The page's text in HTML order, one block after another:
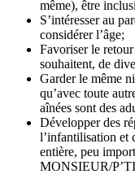
même), être
S’intéresser au
considérer l’âge;
Favoriser le
souhaitent, de
Garder le même
qu’avec toute
aînées sont des
Développer des
l’infantilisation et
entière, peu
MONSIEUR/